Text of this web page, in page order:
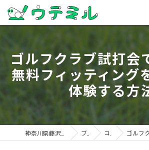
ゴルフクラブ試打会
無料フィッティング
体験する方
ブログ コラム ゴルフクラブ試打